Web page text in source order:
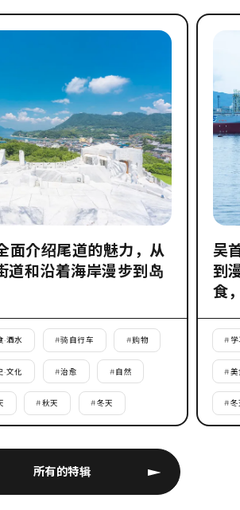
所有的特辑
全面介绍尾道的魅力，从
道和沿着海岸漫步到岛
·酒水 #骑自行车 #购物
·文化 #治愈 #自然
#秋天 #冬天
吴
到
食
# 学
#美
#冬